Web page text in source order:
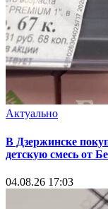
Актуально
В Дзержинске
детскую смесь от
04.08.26 17:03